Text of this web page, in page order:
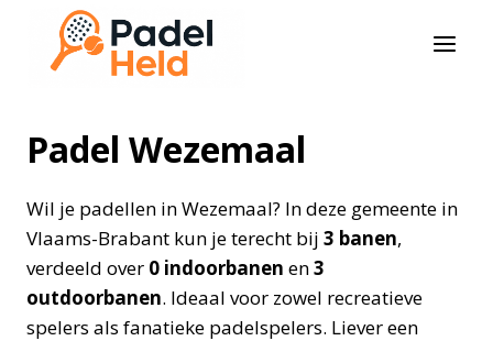
Doorgaan
inhoud
Padel Wezemaal
Wil je padellen in Wezemaal? In deze gemeente in
Vlaams-Brabant kun je terecht bij 3 banen,
verdeeld over 0 indoorbanen en3
outdoorbanen. Ideaal voor zowel recreatieve
spelers als fanatieke padelspelers. Liever een